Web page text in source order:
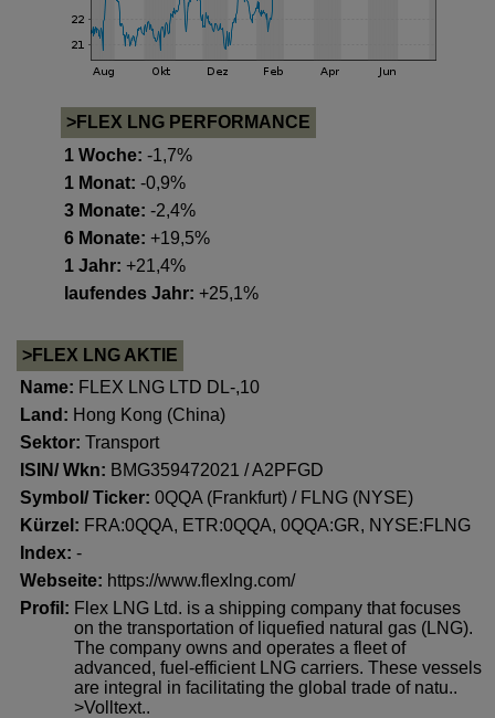
>FLEX LNG PERFORMANCE
1 Woche: -1,7%
1 Monat: -0,9%
3 Monate: -2,4%
6 Monate: +19,5%
1 Jahr: +21,4%
laufendes Jahr: +25,1%
>FLEX LNG AKTIE
Name: FLEX LNG LTD DL-,10
Land: Hong Kong (China)
Sektor: Transport
ISIN/ Wkn: BMG359472021 / A2PFGD
Symbol/ Ticker: 0QQA (Frankfurt) / FLNG (NYSE)
Kürzel: FRA:0QQA, ETR:0QQA, 0QQA:GR, NYSE:FLNG
Index: -
Webseite: https://www.flexlng.com/
Profil: Flex LNG Ltd. is a shipping company that focuses
on the transportation of liquefied natural gas (LNG).
The company owns and operates a fleet of
advanced, fuel-efficient LNG carriers. These vessels
are integral in facilitating the global trade of natu..
>Volltext..